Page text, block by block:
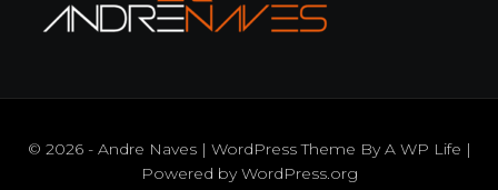
© 2026 - Andre Naves | WordPress Theme ByA WP Life |
Powered byWordPress.org